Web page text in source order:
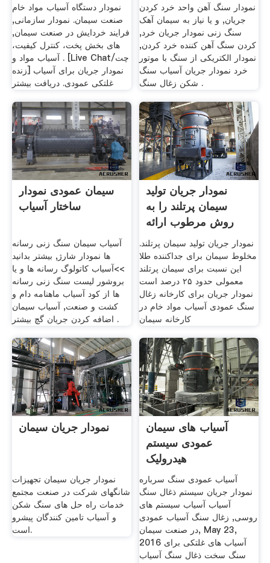
نمودار دستگاه آسیاب مواد خام
صنعت سیمان. نمودار سازمانی,
فرایند خردایش در صنعت سیمان,
های بخش پخت، کنترل کیفیت،
آسیاب مواد و . [Live Chat/چت
زنده] نمودار جریان برای آسیاب
غلتکی عمودی. دریافت بیشتر
نمودار سنگ آهن واحد خرد کردن
جریان, و یا نیاز به سیمان آهک
سنگ زنی نمودار جریان خرد,
کردن سنگ آهن کننده خرد کردن,
نمودار الکتریکی از سنگ با موتور
خرد نمودار جریان آسیاب سنگ
شکن زغال سنگ .
سیمان عمودی نمودار
ساختار آسیاب
آسیاب سیمان سنگ زنی رسانه
ها نمودار شارژ, بیشتر بدانید
>>آسیاب کاتولوگ رسانه ها و یا
بروشور لیست سنگ زنی رسانه
ها از کود آسیاب ماهنامه دام و
کشت و صنعت, آسیاب سیمان
اضافه کردن جریان گچ بیشتر .
نمودار جریان تولید
سیمان پرتلند را به
روش مرطوب ارائه
دهید
نمودار جریان تولید سیمان پرتلند.
مخلوط سیمان برای جداکننده طلا
این نسبت برای سیمان پرتلند
معمولی حدود ۲۵ درصد است
نمودار جریان برای کارخانه زغال
سنگ عمودی آسیاب مواد خام در
کارخانه سیمان
نمودار جریان سیمان
نمودار جریان سیمان تجهیزات
شانگهای شرکت در صنعت مجتمع
خدمات راه حل های سنگ شکن
و آسیاب تامین کنندگان پیشرو
است.
آسیاب های سیمان
عمودی سیستم
هیدرولیک
آسیاب عمودی سنگ سرباره
نمودار جریان سیستم ذغال سنگ
آسیاب آسیاب سیستم های
روسی, زغال سنگ آسیاب عمودی
در صنعت سیمان, May 23,
2016 آسیاب های غلتکی برای
سنگ سخت ذغال سنگ آسیاب